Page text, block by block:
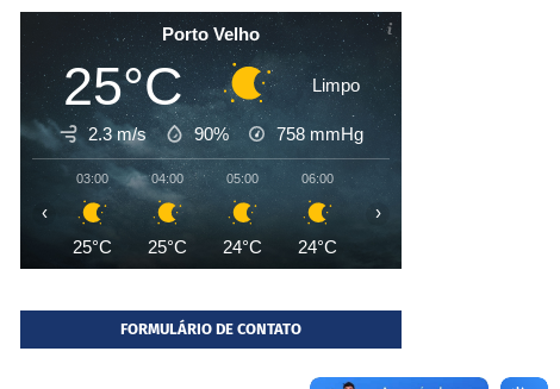
Porto Velho
25°C Limpo
2.3 m/s 90% 758 mmHg
03:00
25°C
04:00
25°C
05:00
24°C
06:00
24°C
‹ ›
FORMULÁRIO DE CONTATO